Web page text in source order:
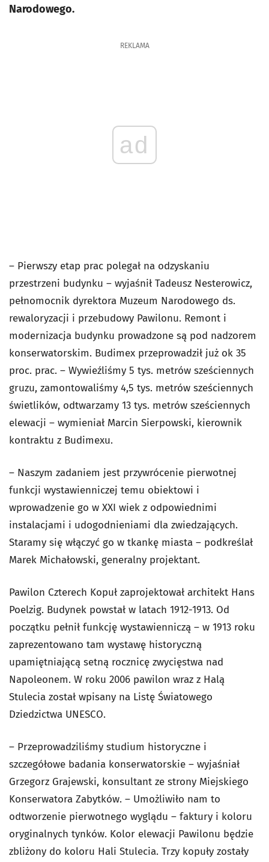
Narodowego.
REKLAMA
ad
– Pierwszy etap prac polegał na odzyskaniu
przestrzeni budynku – wyjaśnił Tadeusz Nesterowicz,
pełnomocnik dyrektora Muzeum Narodowego ds.
rewaloryzacji i przebudowy Pawilonu. Remont i
modernizacja budynku prowadzone są pod nadzorem
konserwatorskim. Budimex przeprowadził już ok 35
proc. prac. – Wywieźliśmy 5 tys. metrów sześciennych
gruzu, zamontowaliśmy 4,5 tys. metrów sześciennych
świetlików, odtwarzamy 13 tys. metrów sześciennych
elewacji – wymieniał Marcin Sierpowski, kierownik
kontraktu z Budimexu.
– Naszym zadaniem jest przywrócenie pierwotnej
funkcji wystawienniczej temu obiektowi i
wprowadzenie go w XXI wiek z odpowiednimi
instalacjami i udogodnieniami dla zwiedzających.
Staramy się włączyć go w tkankę miasta – podkreślał
Marek Michałowski, generalny projektant.
Pawilon Czterech Kopuł zaprojektował architekt Hans
Poelzig. Budynek powstał w latach 1912-1913. Od
początku pełnił funkcję wystawienniczą – w 1913 roku
zaprezentowano tam wystawę historyczną
upamiętniającą setną rocznicę zwycięstwa nad
Napoleonem. W roku 2006 pawilon wraz z Halą
Stulecia został wpisany na Listę Światowego
Dziedzictwa UNESCO.
– Przeprowadziliśmy studium historyczne i
szczegółowe badania konserwatorskie – wyjaśniał
Grzegorz Grajewski, konsultant ze strony Miejskiego
Konserwatora Zabytków. – Umożliwiło nam to
odtworzenie pierwotnego wyglądu – faktury i koloru
oryginalnych tynków. Kolor elewacji Pawilonu będzie
zbliżony do koloru Hali Stulecia. Trzy kopuły zostały